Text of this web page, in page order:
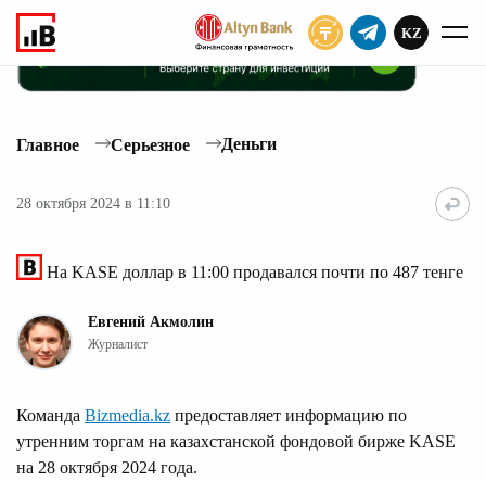
KZ
Главное Серьезное Деньги
28 октября 2024 в 11:10
На KASE доллар в 11:00 продавался почти по 487 тенге
Евгений Акмолин
Журналист
Команда Bizmedia.kz предоставляет информацию по
утренним торгам на казахстанской фондовой бирже KASE
на 28 октября 2024 года.